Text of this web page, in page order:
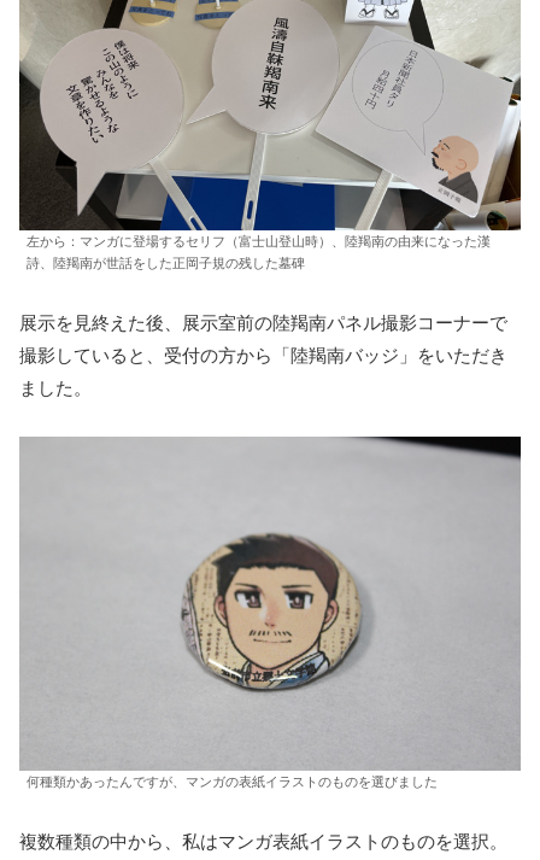
左から：マンガに登場するセリフ（富士山登山時）、陸羯南の由来になった漢
詩、陸羯南が世話をした正岡子規の残した墓碑
展示を見終えた後、展示室前の陸羯南パネル撮影コーナーで
撮影していると、受付の方から「陸羯南バッジ」をいただき
ました。
何種類かあったんですが、マンガの表紙イラストのものを選びました
複数種類の中から、私はマンガ表紙イラストのものを選択。